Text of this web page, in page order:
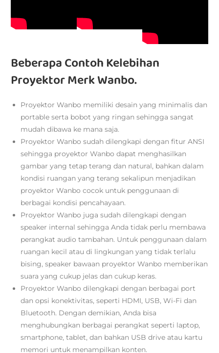
Beberapa Contoh Kelebihan
Proyektor Merk Wanbo.
Proyektor Wanbo memiliki desain yang minimalis dan
portable serta bobot yang ringan sehingga sangat
mudah dibawa ke mana saja.
Proyektor Wanbo sudah dilengkapi dengan fitur ANSI
sehingga proyektor Wanbo dapat menghasilkan
gambar yang tetap terang dan natural, bahkan dalam
kondisi ruangan yang terang sekalipun menjadikan
proyektor Wanbo cocok untuk penggunaan di
berbagai kondisi pencahayaan.
Proyektor Wanbo juga sudah dilengkapi dengan
speaker internal sehingga Anda tidak perlu membawa
perangkat audio tambahan. Untuk penggunaan dalam
ruangan kecil atau di lingkungan yang tidak terlalu
bising, speaker bawaan proyektor Wanbo memberikan
suara yang cukup jelas dan cukup keras.
Proyektor Wanbo dilengkapi dengan berbagai port
dan opsi konektivitas, seperti HDMI, USB, Wi-Fi dan
Bluetooth. Dengan demikian, Anda bisa
menghubungkan berbagai perangkat seperti laptop,
smartphone, tablet, dan bahkan USB drive atau kartu
memori untuk menampilkan konten.